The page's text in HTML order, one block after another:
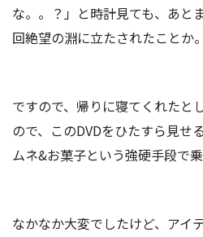
な。。？」と時計見ても、あと
回絶望の淵に立たされたことか。
ですので、帰りに寝てくれたと
ので、このDVDをひたすら見せ
ムネ&お菓子という強硬手段で乗
なかなか大変でしたけど、アイ